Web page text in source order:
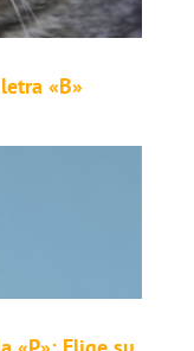
«B»